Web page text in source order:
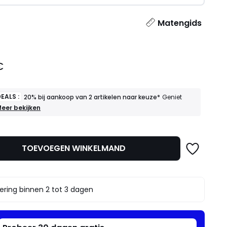
Matengids
: 20% bij aankoop van 2 artikelen naar keuze* Geniet
aankoop
naar
bekijken
TOEVOEGEN WINKELMAND
binnen 2 tot 3 dagen